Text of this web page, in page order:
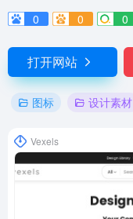
0
0 0
打开网站
图标 设计素材
Vexels